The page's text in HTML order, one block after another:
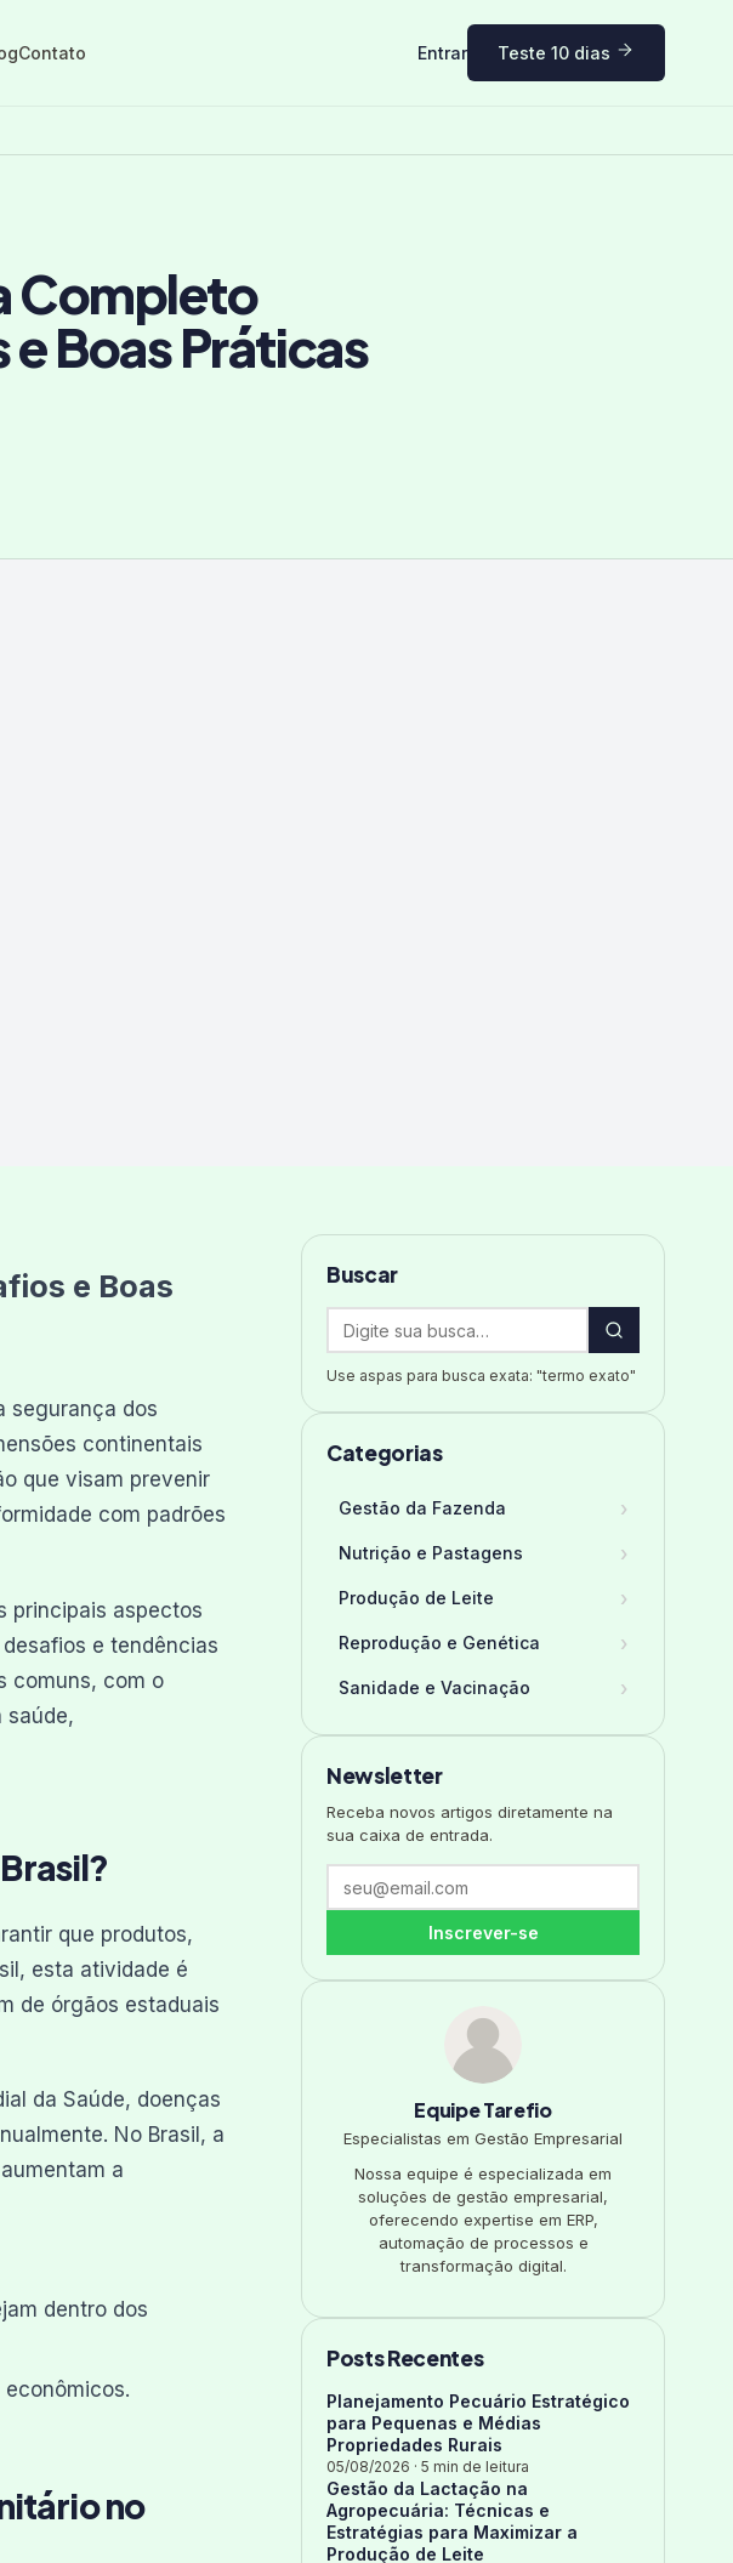
Contato Entrar Teste 10 dias
Completo
Boas Práticas
e Boas
segurança dos
continentais
que visam prevenir
com padrões
principais aspectos
e tendências
comuns, com o
saúde,
que produtos,
esta atividade é
de órgãos estaduais
da Saúde, doenças
No Brasil, a
a
dentro dos
no
Buscar
Use aspas para busca exata: "termo exato"
Categorias
Gestão da Fazenda ›
Nutrição e Pastagens ›
Produção de Leite ›
Reprodução e Genética ›
Sanidade e Vacinação ›
Newsletter
Receba novos artigos diretamente na
sua caixa de entrada.
Inscrever-se
Equipe Tarefio
Especialistas em Gestão Empresarial
Nossa equipe é especializada em
soluções de gestão empresarial,
oferecendo expertise em ERP,
automação de processos e
transformação digital.
Posts Recentes
Planejamento Pecuário Estratégico
para Pequenas e Médias
Propriedades Rurais
05/08/2026 · 5 min de leitura
Gestão da Lactação na
Agropecuária: Técnicas e
Estratégias para Maximizar a
Produção de Leite